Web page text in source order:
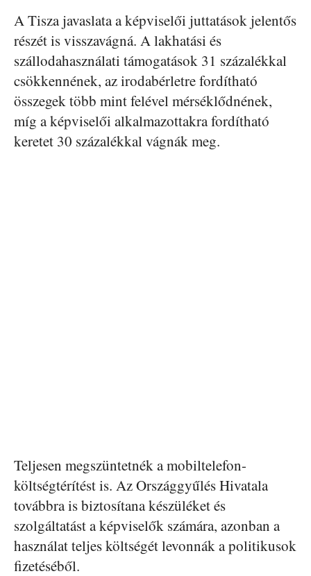
A Tisza javaslata a képviselői juttatások jelentős
részét is visszavágná. A lakhatási és
szállodahasználati támogatások 31 százalékkal
csökkennének, az irodabérletre fordítható
összegek több mint felével mérséklődnének,
míg a képviselői alkalmazottakra fordítható
keretet 30 százalékkal vágnák meg.
Teljesen megszüntetnék a mobiltelefon-
költségtérítést is. Az Országgyűlés Hivatala
továbbra is biztosítana készüléket és
szolgáltatást a képviselők számára, azonban a
használat teljes költségét levonnák a politikusok
fizetéséből.